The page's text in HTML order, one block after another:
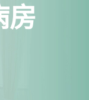
房